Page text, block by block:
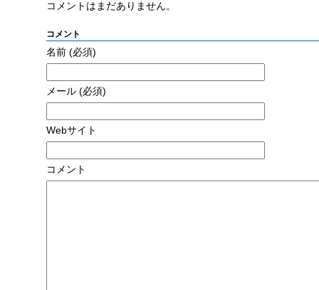
コメントはまだありません。
コメント
名前 (必須)
メール (必須)
Webサイト
コメント